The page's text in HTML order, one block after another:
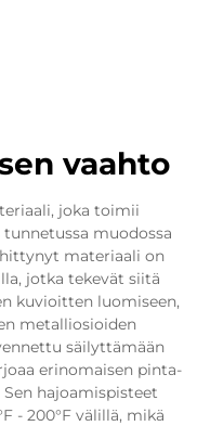
vaahto
joka toimii
muodossa
materiaali on
jotka tekevät siitä
kuvioitten luomiseen,
metalliosioiden
säilyttämään
erinomaisen pinta-
hajoamispisteet
- 200°F välillä, mikä